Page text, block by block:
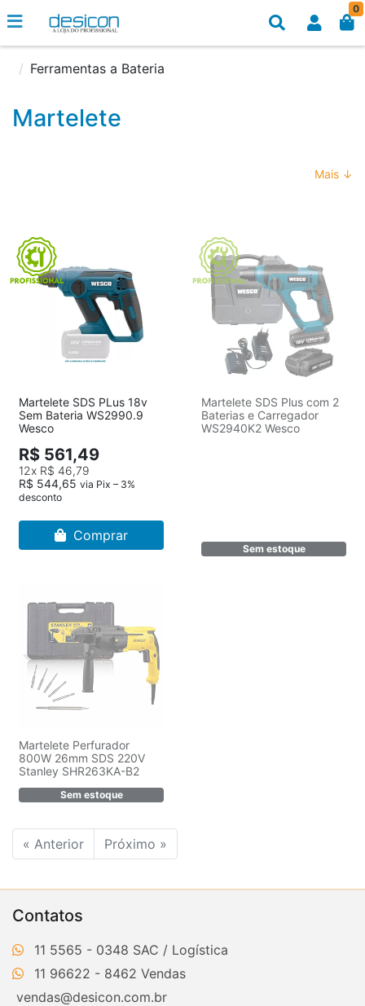
0
Ferramentas a Bateria
Martelete
Mais ↓
Martelete SDS PLus 18v
Sem Bateria WS2990.9
Wesco
R$ 561,49
12x R$ 46,79
R$ 544,65 via Pix – 3%
desconto
Comprar
Martelete SDS Plus com 2
Baterias e Carregador
WS2940K2 Wesco
Sem estoque
Martelete Perfurador
800W 26mm SDS 220V
Stanley SHR263KA-B2
Sem estoque
« Anterior Próximo »
Contatos
11 5565 - 0348
11 96622 - 8462
vendas@desicon.com.br